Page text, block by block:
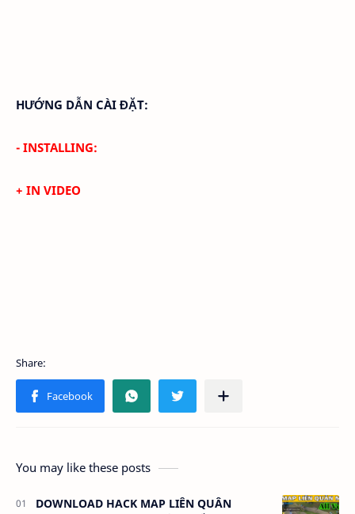
HƯỚNG DẪN CÀI ĐẶT:
- INSTALLING:
+ IN VIDEO
You may like these posts
DOWNLOAD HACK MAP LIÊN QUÂN